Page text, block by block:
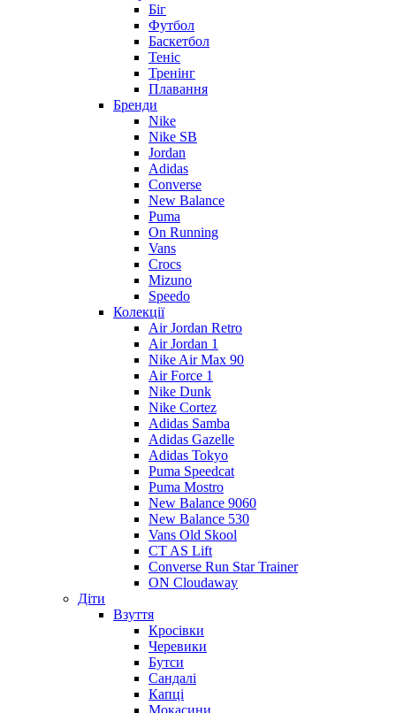
Біг
Футбол
Баскетбол
Теніс
Тренінг
Плавання
Бренди
Nike
Nike SB
Jordan
Adidas
Converse
New Balance
Puma
On Running
Vans
Crocs
Mizuno
Speedo
Колекції
Air Jordan Retro
Air Jordan 1
Nike Air Max 90
Air Force 1
Nike Dunk
Nike Cortez
Adidas Samba
Adidas Gazelle
Adidas Tokyo
Puma Speedcat
Puma Mostro
New Balance 9060
New Balance 530
Vans Old Skool
CT AS Lift
Converse Run Star Trainer
ON Cloudaway
Діти
Взуття
Кросівки
Черевики
Бутси
Сандалі
Капці
Мокасини